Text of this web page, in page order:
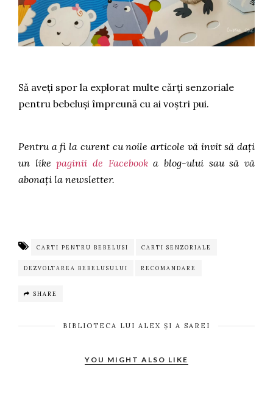
Să aveți spor la explorat multe cărți senzoriale
pentru bebeluși împreună cu ai voștri pui.
Pentru a fi la curent cu noile articole vă invit să dați
un likepaginii de Facebooka blog-ului sau să vă
abonați la newsletter.
CARTI PENTRU BEBELUSI CARTI SENZORIALE
DEZVOLTAREA BEBELUSULUI RECOMANDARE
SHARE
BIBLIOTECA LUI ALEX ȘI A SAREI
YOU MIGHT ALSO LIKE